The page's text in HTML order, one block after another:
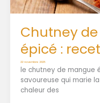
Chutney
épicé :
22 novembre 2025
le chutney de mangue
savoureuse qui marie
chaleur des